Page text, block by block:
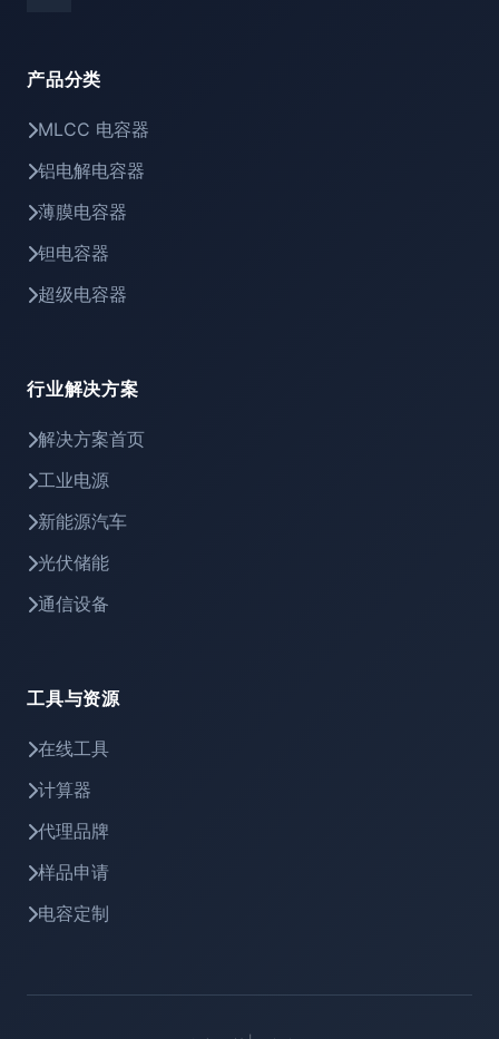
产品分类
MLCC 电容器
铝电解电容器
薄膜电容器
钽电容器
超级电容器
行业解决方案
解决方案首页
工业电源
新能源汽车
光伏储能
通信设备
工具与资源
在线工具
计算器
代理品牌
样品申请
电容定制